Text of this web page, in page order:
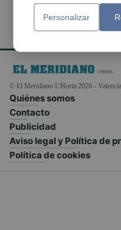
© El Meridiano L'Horta 2026 -
Quiénes somos
Contacto
Publicidad
Aviso legal y Política de
Política de cookies
Personalizar